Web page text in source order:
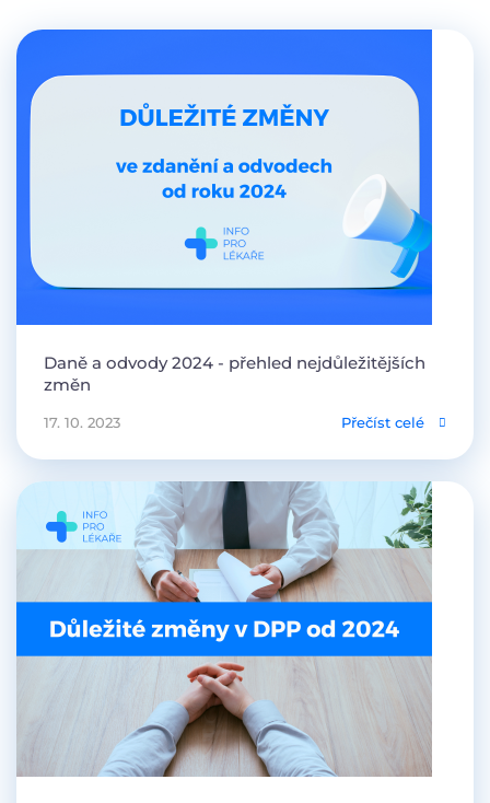
Daně a odvody 2024 - přehled nejdůležitějších
změn
17. 10. 2023 Přečíst celé